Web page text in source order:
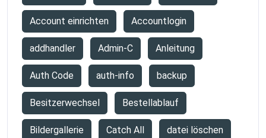
Account einrichten Accountlogin
addhandler Admin-C Anleitung
Auth Code auth-info backup
Besitzerwechsel Bestellablauf
Bildergallerie Catch All datei löschen